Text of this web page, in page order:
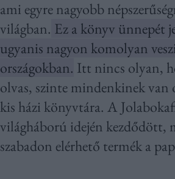
ami egyre nagyobb
világban. Ez a könyv ünnepét
ugyanis nagyon komolyan
országokban. Itt nincs olyan,
olvas, szinte mindenkinek van
kis házi könyvtára. A
világháború idején kezdődött,
szabadon elérhető termék a